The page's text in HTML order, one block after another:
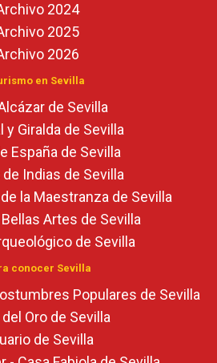
2024
2025
2026
en Sevilla
de Sevilla
y Giralda de Sevilla
España de Sevilla
Indias de Sevilla
la Maestranza de Sevilla
Artes de Sevilla
de Sevilla
conocer Sevilla
Populares de Sevilla
Oro de Sevilla
de Sevilla